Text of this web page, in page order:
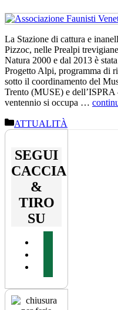
La Stazione di cattura e
Pizzoc, nelle Prealpi
Natura 2000 e dal 2013 è
Progetto Alpi, programma di
sotto il coordinamento del
Trento (MUSE) e dell’ISPRA
ventennio si occupa …
Categorie
ATTUALITÀ
SEGUI
CACCIA
&
TIRO
SU